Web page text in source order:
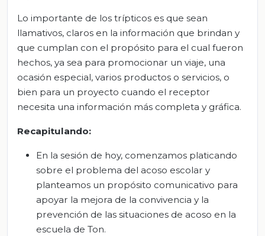
Lo importante de los trípticos es que sean
llamativos, claros en la información que brindan y
que cumplan con el propósito para el cual fueron
hechos, ya sea para promocionar un viaje, una
ocasión especial, varios productos o servicios, o
bien para un proyecto cuando el receptor
necesita una información más completa y gráfica.
Recapitulando:
En la sesión de hoy, comenzamos platicando
sobre el problema del acoso escolar y
planteamos un propósito comunicativo para
apoyar la mejora de la convivencia y la
prevención de las situaciones de acoso en la
escuela de Ton.